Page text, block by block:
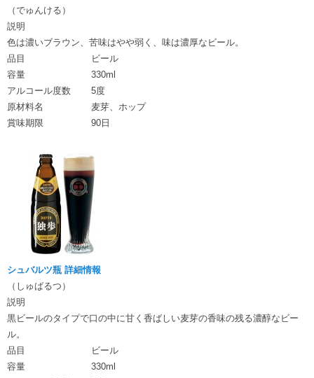
（でゅんける）
説明
色は濃いブラウン、苦味はやや弱く、味は濃厚なビール。
品目
ビール
容量
330ml
アルコール度数
5度
原材料名
麦芽、ホップ
賞味期限
90日
シュバルツ瓶 詳細情報
（しゅばるつ）
説明
黒ビールのタイプで口の中に甘く香ばしい麦芽の香味の残る濃醇なビー
ル。
品目
ビール
容量
330ml